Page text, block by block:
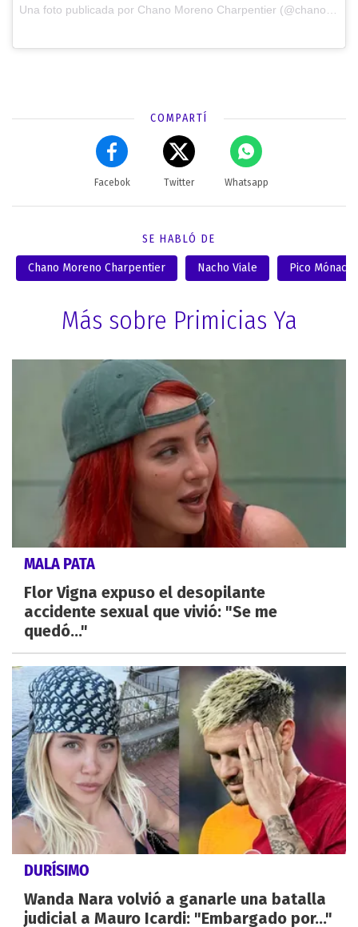
COMPARTÍ
Facebok Twitter Whatsapp
SE HABLÓ DE
Chano Moreno Charpentier Nacho Viale Pico Mónaco
Más sobre Primicias Ya
MALA PATA
Flor Vigna expuso el desopilante
accidente sexual que vivió: "Se me
quedó..."
DURÍSIMO
Wanda Nara volvió a ganarle una batalla
judicial a Mauro Icardi: "Embargado por..."